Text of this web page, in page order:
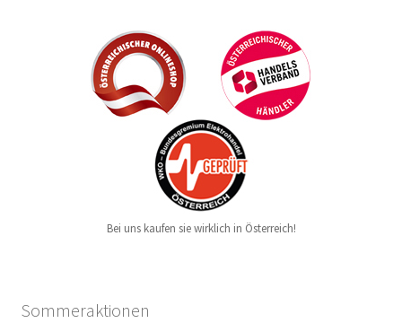
Bei uns kaufen sie wirklich in Österreich!
Sommeraktionen